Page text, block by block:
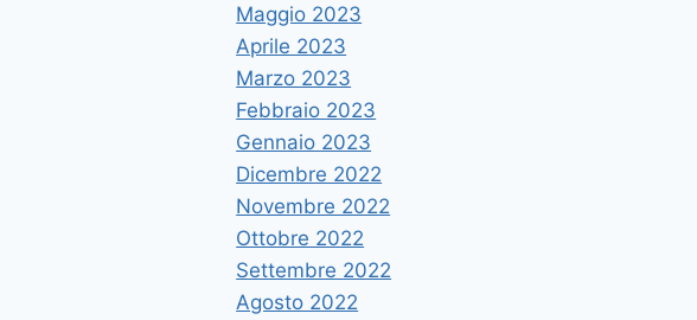
Maggio 2023
Aprile 2023
Marzo 2023
Febbraio 2023
Gennaio 2023
Dicembre 2022
Novembre 2022
Ottobre 2022
Settembre 2022
Agosto 2022